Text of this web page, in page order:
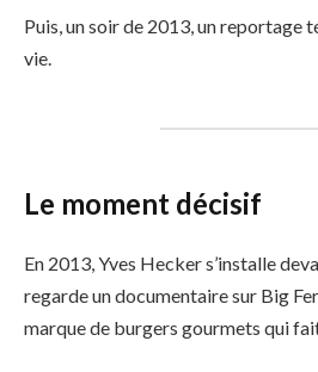
Puis, un soir de 2013, un reportage
vie.
Le moment décisif
En 2013, Yves Hecker s’installe
regarde un documentaire sur Big
marque de burgers gourmets qui